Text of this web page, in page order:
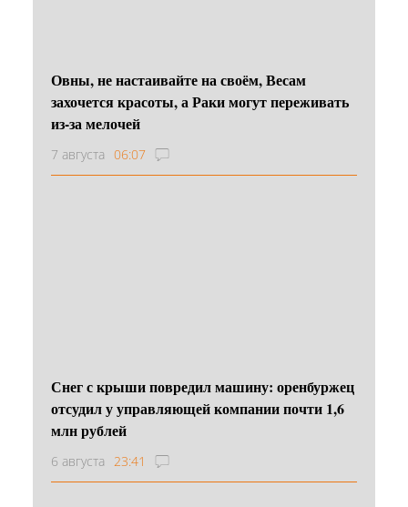
Овны, не настаивайте на своём, Весам
захочется красоты, а Раки могут переживать
из-за мелочей
7 августа 06:07
Снег с крыши повредил машину: оренбуржец
отсудил у управляющей компании почти 1,6
млн рублей
6 августа 23:41